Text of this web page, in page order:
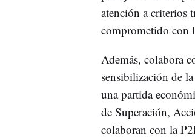
atención a criterios
comprometido con
Además, colabora
sensibilización de
una partida
de Superación,
colaboran con la